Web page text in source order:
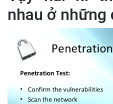
nhau ở những